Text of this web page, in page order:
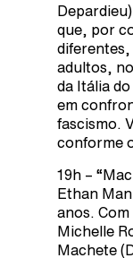
que, por
diferentes,
adultos,
da Itália
em
fascismo.
conforme
19h –
Ethan
anos. Com
Michelle
Machete